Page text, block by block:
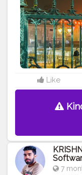
Like
7